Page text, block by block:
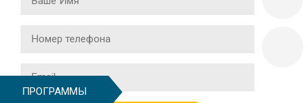
LONDON TUTORIAL COLLEGE,
СРЕДНЕЕ ОБРАЗОВАНИЕ, АНГЛИЯ
ПРОГРАММЫ